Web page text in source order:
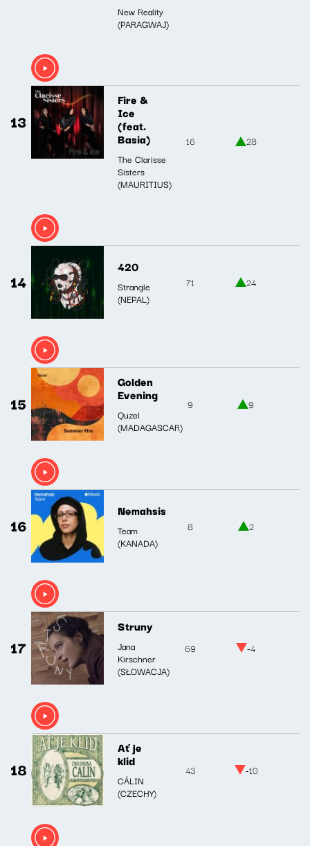
New Reality
(PARAGWAJ)
13
Fire &
Ice
(feat.
Basia)
The Clarisse
Sisters
(MAURITIUS)
16 28
14
420
Strangle
(NEPAL)
71 24
15
Golden
Evening
Quzel
(MADAGASCAR)
9 9
16
Nemahsis
Team
(KANADA)
8 2
17
Struny
Jana
Kirschner
(SŁOWACJA)
69 -4
18
Ať je
klid
CÂLIN
(CZECHY)
43 -10